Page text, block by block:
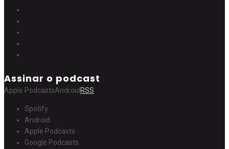
Assinar o podcast
Apple PodcastsAndroid RSS
Spotify
Android
Apple Podcasts
Google Podcasts